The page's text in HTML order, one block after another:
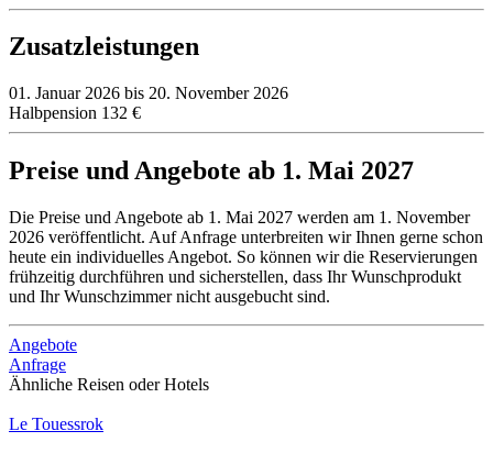
Zusatzleistungen
01. Januar 2026 bis 20. November 2026
Halbpension 132 €
Preise und Angebote ab 1. Mai 2027
Die Preise und Angebote ab 1. Mai 2027 werden am 1. November
2026 veröffentlicht. Auf Anfrage unterbreiten wir Ihnen gerne schon
heute ein individuelles Angebot. So können wir die Reservierungen
frühzeitig durchführen und sicherstellen, dass Ihr Wunschprodukt
und Ihr Wunschzimmer nicht ausgebucht sind.
Angebote
Anfrage
Ähnliche Reisen oder Hotels
Le Touessrok